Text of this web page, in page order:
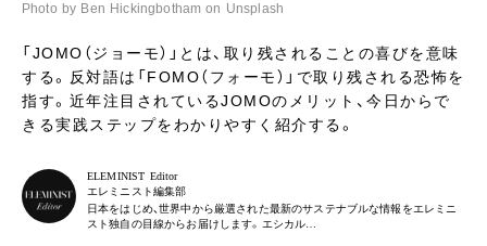
Photo by Ben Hickingbotham on Unsplash
「JOMO（ジョーモ）」とは、取り残されることの喜びを意味
する。反対語は「FOMO（フォーモ）」で取り残される恐怖を
指す。近年注目されているJOMOのメリット、今日からで
きる実践ステップをわかりやすく紹介する。
ELEMINIST Editor
エレミニスト編集部
日本をはじめ、世界中から厳選された最新のサステナブルな情報をエレミニ
スト独自の目線からお届けします。エシカル…